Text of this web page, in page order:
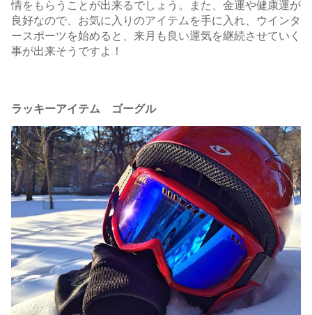
情をもらうことが出来るでしょう。また、金運や健康運が
良好なので、お気に入りのアイテムを手に入れ、ウインタ
ースポーツを始めると、来月も良い運気を継続させていく
事が出来そうですよ！
ラッキーアイテム ゴーグル